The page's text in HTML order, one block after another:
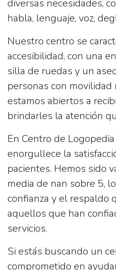
diversas necesidades,
habla, lenguaje, voz,
Nuestro centro se
accesibilidad, con una
silla de ruedas y un
personas con movilidad
estamos abiertos a
brindarles la atención
En Centro de
enorgullece la
pacientes. Hemos sido
media de nan sobre 5,
confianza y el respaldo
aquellos que han
servicios.
Si estás buscando un
comprometido en